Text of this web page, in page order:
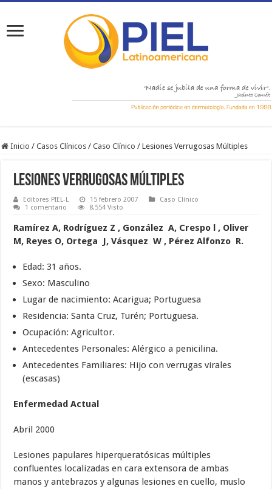
Inicio / Casos Clínicos / Caso Clínico / Lesiones Verrugosas Múltiples
Lesiones Verrugosas Múltiples
Editores PIEL-L 15 febrero 2007
Caso Clínico
1 comentario
8,554 Visto
Ramírez A, Rodríguez Z , González A, Crespo l , Oliver
M, Reyes O, Ortega J, Vásquez W , Pérez Alfonzo R.
Edad: 31 años.
Sexo: Masculino
Lugar de nacimiento: Acarigua; Portuguesa
Residencia: Santa Cruz, Turén; Portuguesa.
Ocupación: Agricultor.
Antecedentes Personales: Alérgico a penicilina.
Antecedentes Familiares: Hijo con verrugas virales
(escasas)
Enfermedad Actual
Abril 2000
Lesiones papulares hiperqueratósicas múltiples
confluentes localizadas en cara extensora de ambas
manos y antebrazos y algunas lesiones en cuello, muslo